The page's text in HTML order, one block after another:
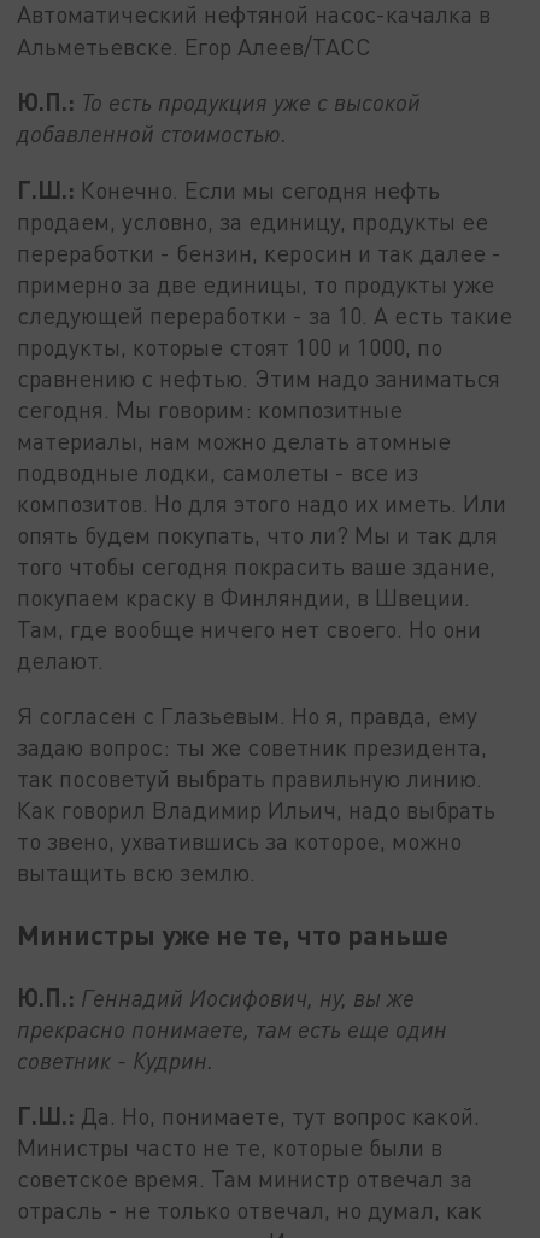
Автоматический нефтяной насос-качалка в
Альметьевске. Егор Алеев/ТАСС
Ю.П.: То есть продукция уже с высокой
добавленной стоимостью.
Г.Ш.: Конечно. Если мы сегодня нефть
продаем, условно, за единицу, продукты ее
переработки - бензин, керосин и так далее -
примерно за две единицы, то продукты уже
следующей переработки - за 10. А есть такие
продукты, которые стоят 100 и 1000, по
сравнению с нефтью. Этим надо заниматься
сегодня. Мы говорим: композитные
материалы, нам можно делать атомные
подводные лодки, самолеты - все из
композитов. Но для этого надо их иметь. Или
опять будем покупать, что ли? Мы и так для
того чтобы сегодня покрасить ваше здание,
покупаем краску в Финляндии, в Швеции.
Там, где вообще ничего нет своего. Но они
делают.
Я согласен с Глазьевым. Но я, правда, ему
задаю вопрос: ты же советник президента,
так посоветуй выбрать правильную линию.
Как говорил Владимир Ильич, надо выбрать
то звено, ухватившись за которое, можно
вытащить всю землю.
Министры уже не те, что раньше
Ю.П.: Геннадий Иосифович, ну, вы же
прекрасно понимаете, там есть еще один
советник - Кудрин.
Г.Ш.: Да. Но, понимаете, тут вопрос какой.
Министры часто не те, которые были в
советское время. Там министр отвечал за
отрасль - не только отвечал, но думал, как